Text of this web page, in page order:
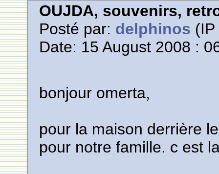
OUJDA, souvenirs,
Posté par: delphinos
Date: 15 August 2008 :
bonjour omerta,
pour la maison derrière
pour notre famille. c est